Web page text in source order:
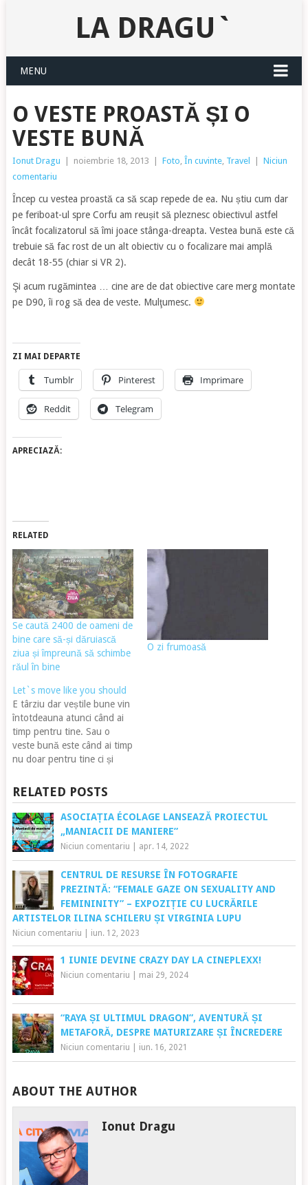
LA DRAGU`
MENU
O VESTE PROASTĂ ȘI O
VESTE BUNĂ
Ionut Dragu noiembrie 18, 2013 Foto, În cuvinte, Travel
Niciun
comentariu
Încep cu vestea proastă ca să scap repede de ea. Nu știu cum dar
pe feriboat-ul spre Corfu am reușit să pleznesc obiectivul astfel
încât focalizatorul să îmi joace stânga-dreapta. Vestea bună este că
trebuie să fac rost de un alt obiectiv cu o focalizare mai amplă
decât 18-55 (chiar si VR 2).
Şi acum rugămintea … cine are de dat obiective care merg montate
pe D90, îi rog să dea de veste. Mulţumesc.
ZI MAI DEPARTE
Tumblr Pinterest Imprimare
Reddit Telegram
APRECIAZĂ:
RELATED
Se caută 2400 de oameni de
bine care să-și dăruiască
ziua și împreună să schimbe
răul în bine
O zi frumoasă
Let`s move like you should
E târziu dar veștile bune vin
întotdeauna atunci când ai
timp pentru tine. Sau o
veste bună este când ai timp
nu doar pentru tine ci și
care crezi !? Eu cred
încontinuare că nu prostul
aleargă și nu este un joc dea
cine este…
RELATED POSTS
ASOCIAȚIA ÉCOLAGE LANSEAZĂ PROIECTUL
„MANIACII DE MANIERE”
Niciun comentariu apr. 14, 2022
CENTRUL DE RESURSE ÎN FOTOGRAFIE
PREZINTĂ: “FEMALE GAZE ON SEXUALITY AND
FEMININITY” – EXPOZIȚIE CU LUCRĂRILE
ARTISTELOR ILINA SCHILERU ȘI VIRGINIA LUPU
Niciun comentariu iun. 12, 2023
1 IUNIE DEVINE CRAZY DAY LA CINEPLEXX!
Niciun comentariu mai 29, 2024
“RAYA ȘI ULTIMUL DRAGON”, AVENTURĂ ȘI
METAFORĂ, DESPRE MATURIZARE ȘI ÎNCREDERE
Niciun comentariu iun. 16, 2021
ABOUT THE AUTHOR
Ionut Dragu